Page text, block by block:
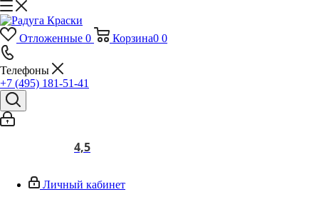
Отложенные 0 Корзина0 0
Телефоны
+7 (495) 181-51-41
4,5
Личный кабинет